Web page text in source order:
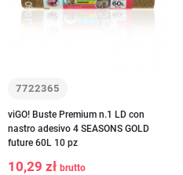
7722365
viGO! Buste Premium n.1 LD con
nastro adesivo 4 SEASONS GOLD
future 60L 10 pz
10,29 zł brutto